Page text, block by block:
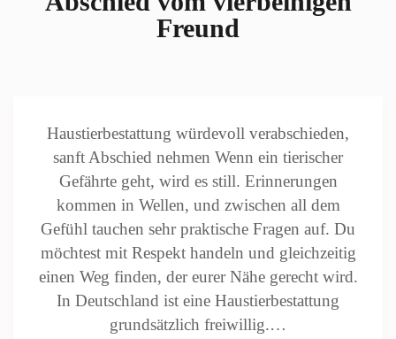
Freund
Haustierbestattung würdevoll verabschieden,
sanft Abschied nehmen Wenn ein tierischer
Gefährte geht, wird es still. Erinnerungen
kommen in Wellen, und zwischen all dem
Gefühl tauchen sehr praktische Fragen auf. Du
möchtest mit Respekt handeln und gleichzeitig
einen Weg finden, der eurer Nähe gerecht wird.
In Deutschland ist eine Haustierbestattung
grundsätzlich freiwillig.…